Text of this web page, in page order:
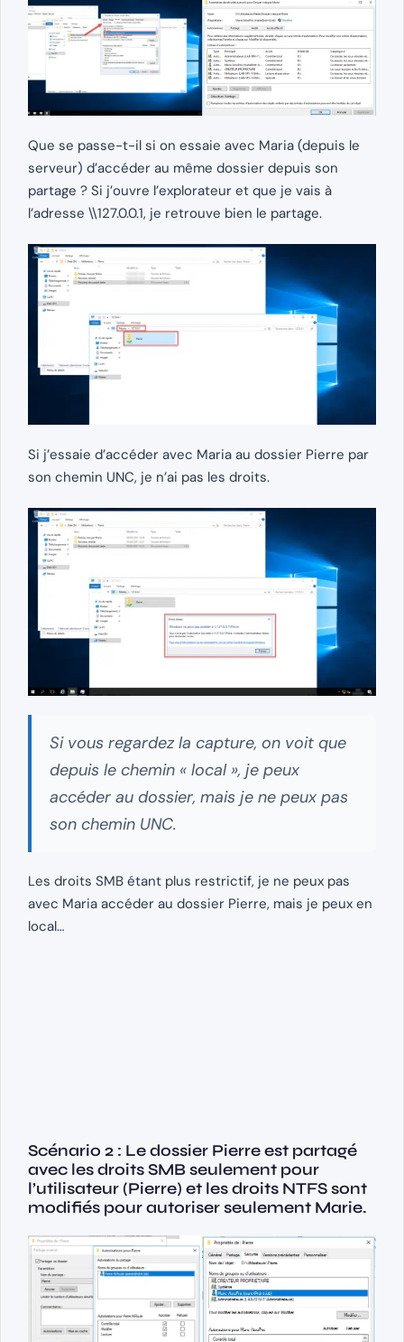
Que se passe-t-il si on essaie avec Maria (depuis le
serveur) d’accéder au même dossier depuis son
partage ? Si j’ouvre l’explorateur et que je vais à
l’adresse \\127.0.0.1, je retrouve bien le partage.
Si j’essaie d’accéder avec Maria au dossier Pierre par
son chemin UNC, je n’ai pas les droits.
Si vous regardez la capture, on voit que
depuis le chemin « local », je peux
accéder au dossier, mais je ne peux pas
son chemin UNC.
Les droits SMB étant plus restrictif, je ne peux pas
avec Maria accéder au dossier Pierre, mais je peux en
local…
Scénario 2 : Le dossier Pierre est partagé
avec les droits SMB seulement pour
l’utilisateur (Pierre) et les droits NTFS sont
modifiés pour autoriser seulement Marie.